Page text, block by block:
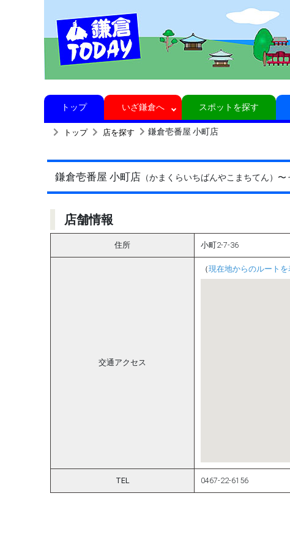
トップ いざ鎌倉へ スポットを探す
トップ 店を探す 鎌倉壱番屋 小町店
鎌倉壱番屋 小町店 （かまくらいちばんやこまちてん） 〜
店舗情報
住所 小町2-7-36
交通アクセス
（現在地からのルートを
TEL 0467-22-6156